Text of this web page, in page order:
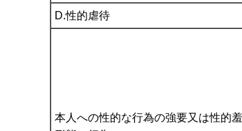
D.性的虐待
本人への性的な行為の強要又は性的